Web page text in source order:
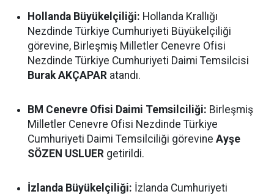
Hollanda Büyükelçiliği: Hollanda Krallığı
Nezdinde Türkiye Cumhuriyeti Büyükelçiliği
görevine, Birleşmiş Milletler Cenevre Ofisi
Nezdinde Türkiye Cumhuriyeti Daimi Temsilcisi
Burak AKÇAPAR atandı.
BM Cenevre Ofisi Daimi Temsilciliği: Birleşmiş
Milletler Cenevre Ofisi Nezdinde Türkiye
Cumhuriyeti Daimi Temsilciliği görevine Ayşe
SÖZEN USLUER getirildi.
İzlanda Büyükelçiliği: İzlanda Cumhuriyeti